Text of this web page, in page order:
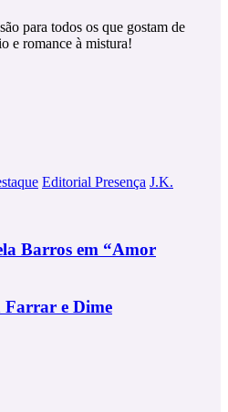
para todos os que gostam de
e romance à mistura!
Editorial Presença J.K.
Barros em “Amor
Farrar e Dime